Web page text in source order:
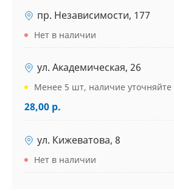
пр. Независимости, 177
Нет в наличии
ул. Академическая, 26
Менее 5 шт, наличие уточняйте
28,00 р.
ул. Кижеватова, 8
Нет в наличии